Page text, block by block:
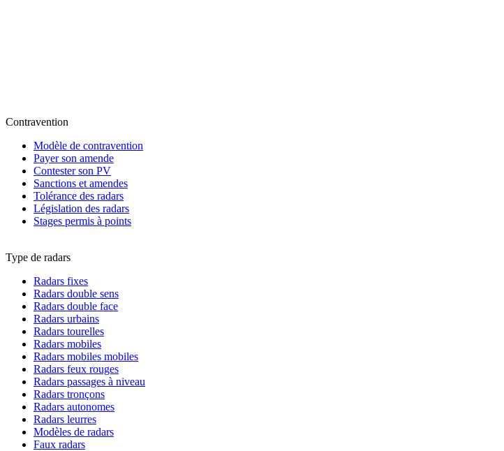
Contravention
Modèle de contravention
Payer son amende
Contester son PV
Sanctions et amendes
Tolérance des radars
Législation des radars
Stages permis à points
Type de radars
Radars fixes
Radars double sens
Radars double face
Radars urbains
Radars tourelles
Radars mobiles
Radars mobiles mobiles
Radars feux rouges
Radars passages à niveau
Radars tronçons
Radars autonomes
Radars leurres
Modèles de radars
Faux radars